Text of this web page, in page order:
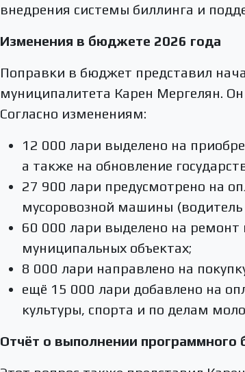
внедрения системы биллинга и
Изменения в бюджете 2026 года
Поправки в бюджет представил
муниципалитета Карен Мергелян.
Согласно изменениям:
12 000 лари выделено на
а также на обновление
27 900 лари предусмотрено на
мусоровозной машины (водитель
60 000 лари выделено на
муниципальных объектах;
8 000 лари направлено на
ещё 15 000 лари добавлено на
культуры, спорта и по делам
Отчёт о выполнении программного